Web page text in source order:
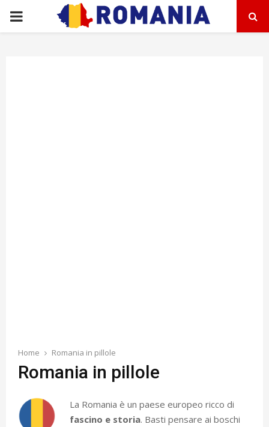
PRIMARY
Home Romania in pillole
Romania in pillole
La Romania è un paese europeo ricco di
fascino e storia. Basti pensare ai boschi